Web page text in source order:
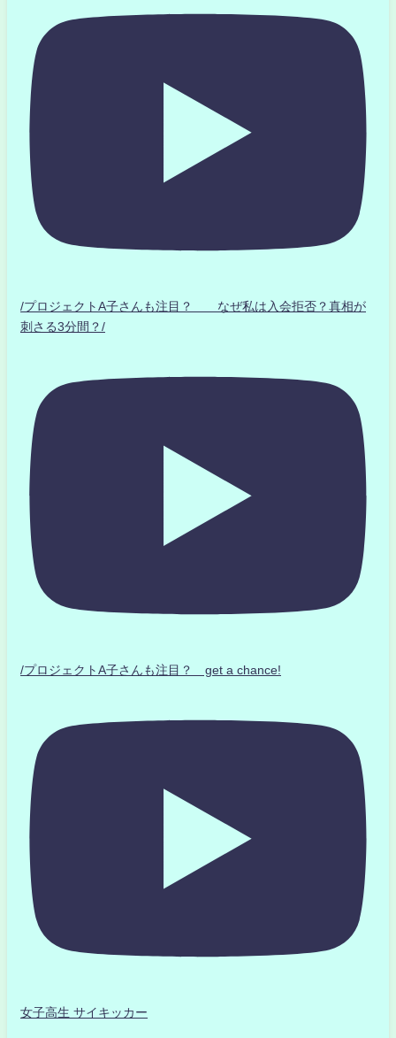
/プロジェクトA子さんも注目？ なぜ私は入会拒否？真相が
刺さる3分間？/
/プロジェクトA子さんも注目？ get a chance!
女子高生 サイキッカー